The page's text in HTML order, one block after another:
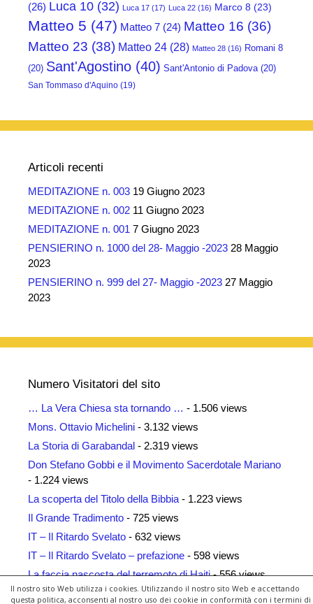
Il nostro sito Web utilizza i cookies. Utilizzando il nostro sito Web e accettando
questa politica, acconsenti al nostro uso dei cookie in conformità con i termini di
(26) Luca 10 (32) Luca 17 (17) Luca 22 (16) Marco 8 (23)
Matteo 5 (47) Matteo 7 (24) Matteo 16 (36)
Matteo 23 (38) Matteo 24 (28) Matteo 28 (16) Romani 8
(20) Sant'Agostino (40) Sant'Antonio di Padova(20)
San Tommaso d'Aquino (19)
Articoli recenti
MEDITAZIONE n. 003 19 Giugno 2023
MEDITAZIONE n. 002 11 Giugno 2023
MEDITAZIONE n. 001 7 Giugno 2023
PENSIERINO n. 1000 del 28- Maggio -2023 28 Maggio
2023
PENSIERINO n. 999 del 27- Maggio -2023 27 Maggio
2023
Numero Visitatori del sito
… La Vera Chiesa sta tornando … - 1.506 views
Mons. Ottavio Michelini - 3.132 views
La Storia di Garabandal - 2.319 views
Don Stefano Gobbi e il Movimento Sacerdotale Mariano
- 1.224 views
La scoperta del Titolo della Bibbia - 1.223 views
Il Grande Tradimento - 725 views
IT – Il Ritardo Svelato - 632 views
IT – Il Ritardo Svelato – prefazione - 598 views
La faccia nascosta del terremoto di Haiti- 556 views
Siti Amici- 461 views